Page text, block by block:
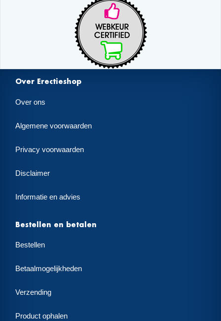
Over Erectieshop
Over ons
Algemene voorwaarden
Privacy voorwaarden
Disclaimer
Informatie en advies
Bestellen en betalen
Bestellen
Betaalmogelijkheden
Verzending
Product ophalen